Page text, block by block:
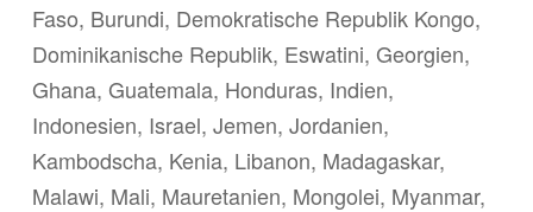
Faso, Burundi, Demokratische Republik Kongo,
Dominikanische Republik, Eswatini, Georgien,
Ghana, Guatemala, Honduras, Indien,
Indonesien, Israel, Jemen, Jordanien,
Kambodscha, Kenia, Libanon, Madagaskar,
Malawi, Mali, Mauretanien, Mongolei, Myanmar,